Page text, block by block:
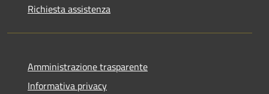
Richiesta assistenza
Amministrazione trasparente
Informativa privacy